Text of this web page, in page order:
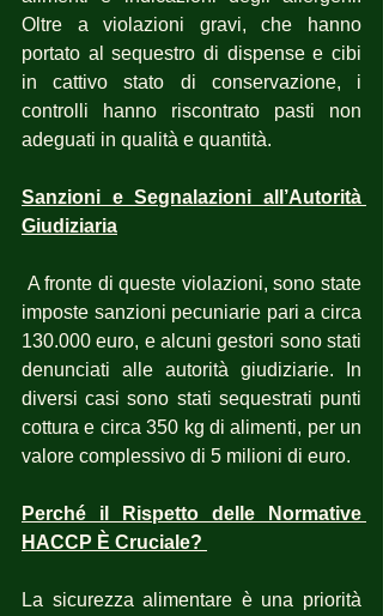
Oltre a violazioni gravi, che hanno
portato al sequestro di dispense e cibi
in cattivo stato di conservazione, i
controlli hanno riscontrato pasti non
adeguati in qualità e quantità.
Sanzioni e Segnalazioni all’Autorità
Giudiziaria
imposte sanzioni pecuniarie pari a circa
130.000 euro, e alcuni gestori sono stati
denunciati alle autorità giudiziarie. In
diversi casi sono stati sequestrati punti
cottura e circa 350 kg di alimenti, per un
valore complessivo di 5 milioni di euro.
Perché il Rispetto delle Normative
HACCP È Cruciale?
La sicurezza alimentare è una priorità